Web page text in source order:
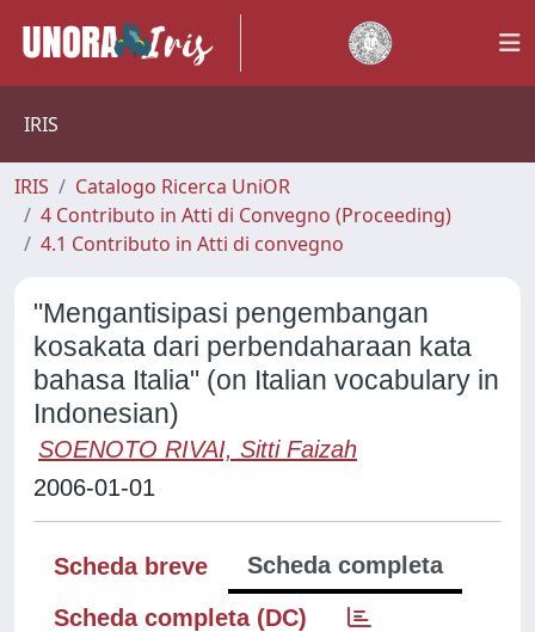
IRIS
IRIS
Catalogo Ricerca UniOR
4 Contributo in Atti di Convegno (Proceeding)
4.1 Contributo in Atti di convegno
"Mengantisipasi pengembangan
kosakata dari perbendaharaan kata
bahasa Italia" (on Italian vocabulary in
Indonesian)
SOENOTO RIVAI, Sitti Faizah
2006-01-01
Scheda breve
Scheda completa
Scheda completa (DC)